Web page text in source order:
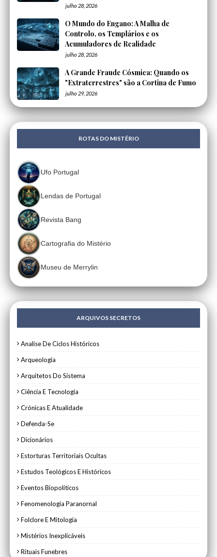
julho 28, 2026
O Mundo do Engano: A Malha de
Controlo, os Templários e os
Acumuladores de Realidade
julho 28, 2026
A Grande Fraude Cósmica: Quando os
"Extraterrestres" são a Cortina de Fumo
julho 29, 2026
ROTAS DO MISTÉRIO
Ufo Portugal
Lendas de Portugal
Revista Bang
Cartografia do Mistério
Museu de Merrylin
ARQUIVOS SECRETOS
Analise De Ciclos Históricos
Arqueologia
Arquitetos Do Sistema
Ciência E Tecnologia
Crónicas E Atualidade
Defenda-Se
Dicionários
Estorturas Territoriais Ocultas
Estudos Teológicos E Históricos
Eventos Biopolíticos
Fenomenologia Paranornal
Folclore E Mitologia
Mistérios Inexplicáveis
Rituais Funebres